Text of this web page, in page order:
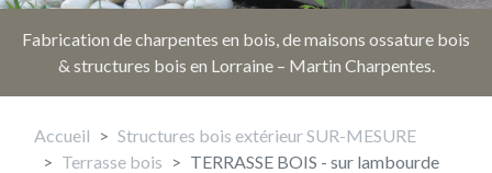
Fabrication de charpentes en bois, de maisons ossature bois
& structures bois en Lorraine – Martin Charpentes.
Accueil
Structures bois extérieur SUR-MESURE
Terrasse bois
TERRASSE BOIS - sur lambourde